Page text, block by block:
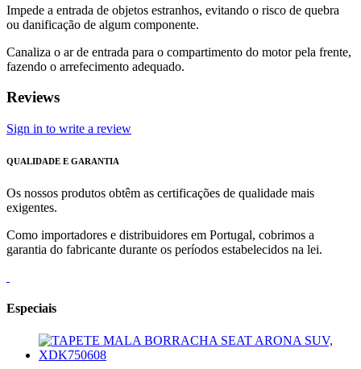
Impede a entrada de objetos estranhos, evitando o risco de quebra
ou danificação de algum componente.
Canaliza o ar de entrada para o compartimento do motor pela frente,
fazendo o arrefecimento adequado.
Reviews
Sign in to write a review
QUALIDADE E GARANTIA
Os nossos produtos obtêm as certificações de qualidade mais
exigentes.
Como importadores e distribuidores em Portugal, cobrimos a
garantia do fabricante durante os períodos estabelecidos na lei.
Especiais